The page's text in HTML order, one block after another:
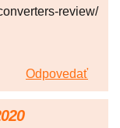
review/
Odpovedať